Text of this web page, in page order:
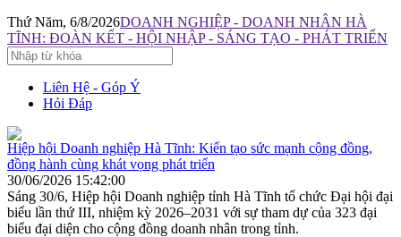
Thứ Năm, 6/8/2026DOANH NGHIỆP - DOANH NHÂN HÀ
TĨNH: ĐOÀN KẾT - HỘI NHẬP - SÁNG TẠO - PHÁT TRIỂN
Liên Hệ - Góp Ý
Hỏi Đáp
Hiệp hội Doanh nghiệp Hà Tĩnh: Kiến tạo sức mạnh cộng đồng,
đồng hành cùng khát vọng phát triển
30/06/2026 15:42:00
Sáng 30/6, Hiệp hội Doanh nghiệp tỉnh Hà Tĩnh tổ chức Đại hội đại
biểu lần thứ III, nhiệm kỳ 2026–2031 với sự tham dự của 323 đại
biểu đại diện cho cộng đồng doanh nhân trong tỉnh.